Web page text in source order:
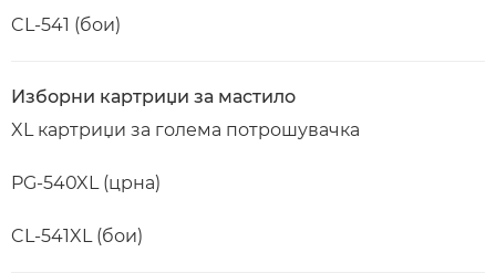
CL-541 (бои)
Изборни картриџи за мастило
XL картриџи за голема потрошувачка
PG-540XL (црна)
CL-541XL (бои)